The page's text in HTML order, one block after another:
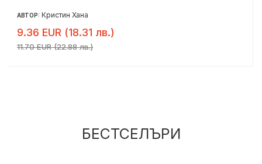
АВТОР: Кристин Хана
9.36 EUR (18.31 лв.)
11.70 EUR (22.88 лв.)
БЕСТСЕЛЪРИ